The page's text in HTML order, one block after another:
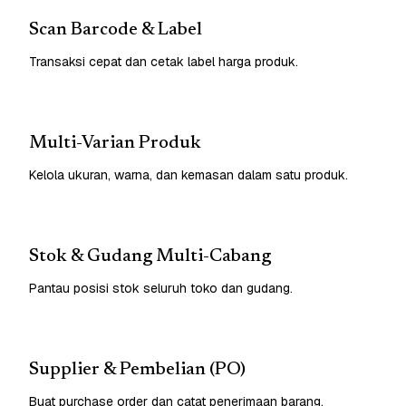
Scan Barcode & Label
Transaksi cepat dan cetak label harga produk.
Multi-Varian Produk
Kelola ukuran, warna, dan kemasan dalam satu produk.
Stok & Gudang Multi-Cabang
Pantau posisi stok seluruh toko dan gudang.
Supplier & Pembelian (PO)
Buat purchase order dan catat penerimaan barang.